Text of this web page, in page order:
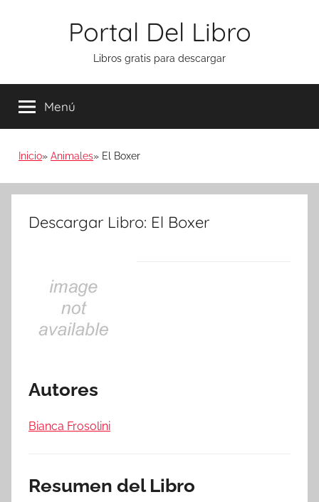
Portal Del Libro
Libros gratis para descargar
Menú
Inicio Animales El Boxer
Descargar Libro: El Boxer
Autores
Bianca Frosolini
Resumen del Libro